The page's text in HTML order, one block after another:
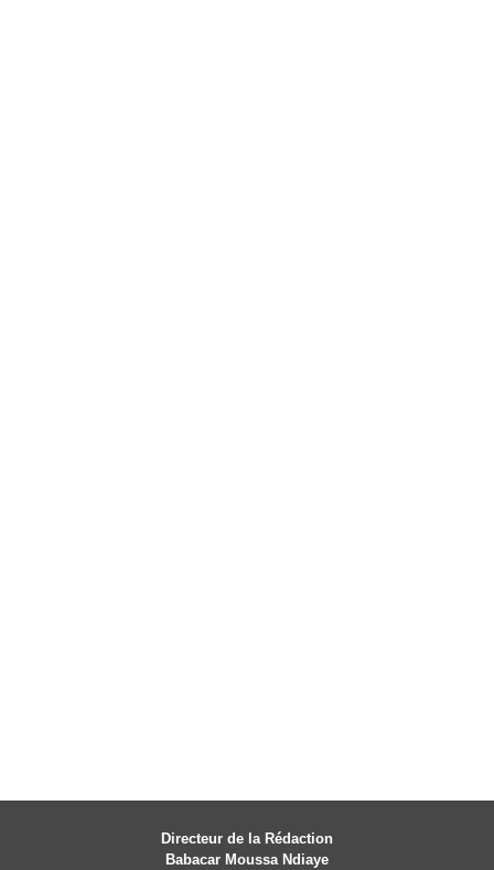
Directeur de la Rédaction
Babacar Moussa Ndiaye